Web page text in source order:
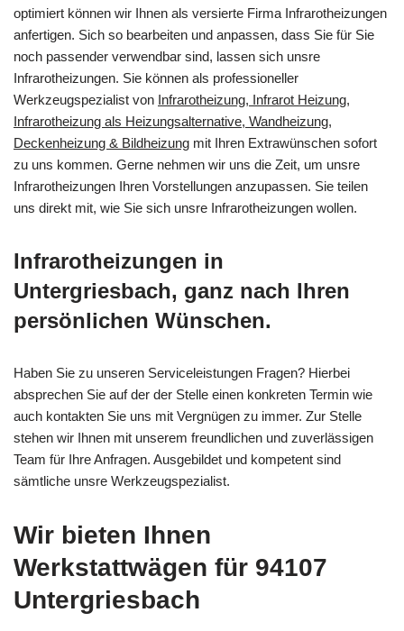
optimiert können wir Ihnen als versierte Firma Infrarotheizungen
anfertigen. Sich so bearbeiten und anpassen, dass Sie für Sie
noch passender verwendbar sind, lassen sich unsre
Infrarotheizungen. Sie können als professioneller
Werkzeugspezialist von Infrarotheizung, Infrarot Heizung,
Infrarotheizung als Heizungsalternative, Wandheizung,
Deckenheizung & Bildheizung mit Ihren Extrawünschen sofort
zu uns kommen. Gerne nehmen wir uns die Zeit, um unsre
Infrarotheizungen Ihren Vorstellungen anzupassen. Sie teilen
uns direkt mit, wie Sie sich unsre Infrarotheizungen wollen.
Infrarotheizungen in
Untergriesbach, ganz nach Ihren
persönlichen Wünschen.
Haben Sie zu unseren Serviceleistungen Fragen? Hierbei
absprechen Sie auf der der Stelle einen konkreten Termin wie
auch kontakten Sie uns mit Vergnügen zu immer. Zur Stelle
stehen wir Ihnen mit unserem freundlichen und zuverlässigen
Team für Ihre Anfragen. Ausgebildet und kompetent sind
sämtliche unsre Werkzeugspezialist.
Wir bieten Ihnen
Werkstattwägen für 94107
Untergriesbach